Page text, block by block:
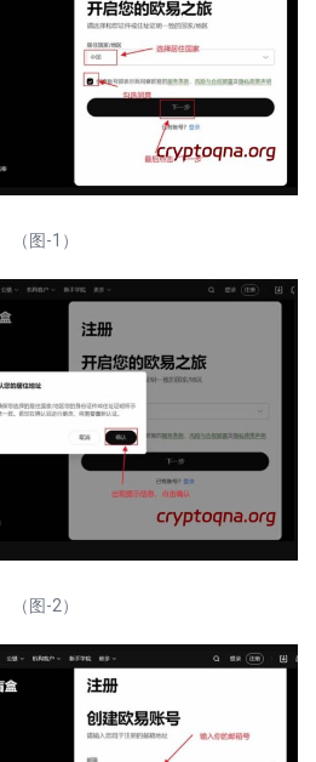
（图-1）
（图-2）